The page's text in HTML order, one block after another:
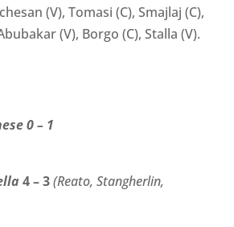
(V), Tomasi (C), Smajlaj (C),
(V), Borgo (C), Stalla (V).
0 – 1
4 – 3(Reato, Stangherlin,